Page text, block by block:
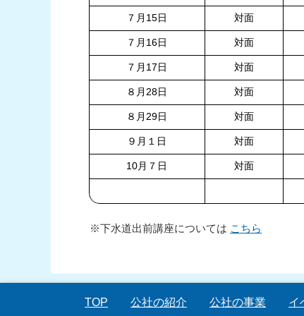
７月15日 対面
７月16日 対面
７月17日 対面
８月28日 対面
８月29日 対面
９月１日 対面
10月７日 対面
※下水道出前講座については こちら
TOP 公社の紹介 公社の事業 イ